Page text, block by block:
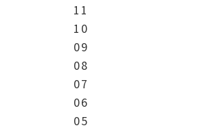
11
10
09
08
07
06
05